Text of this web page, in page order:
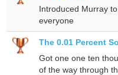
Introduced Murray to
everyone
The 0.01 Percent
Got one one ten
of the way through